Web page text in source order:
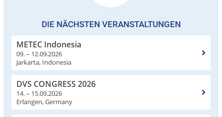
DIE NÄCHSTEN VERANSTALTUNGEN
METEC Indonesia
09. – 12.09.2026
Jarkarta, Indonesia
DVS CONGRESS 2026
14. – 15.09.2026
Erlangen, Germany